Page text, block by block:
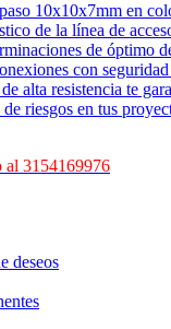
10x10x7mm en
de la línea de
de óptimo
con
alta resistencia te
riesgos en tus
al 3154169976
deseos